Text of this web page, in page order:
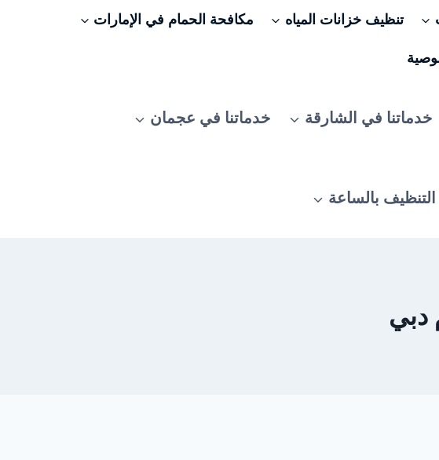
تنظيف خزانات المياه مكافحة الحمام في الإمارات
خدماتنا في الشارقة خدماتنا في عجمان
بالساعة
دبي